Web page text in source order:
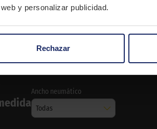
y personalizar publicidad.
Rechazar
CONTINENTAL K62 WW BANDA
Ancho neumático
Todas